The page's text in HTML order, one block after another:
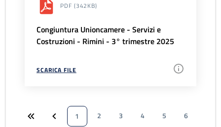
PDF (342KB)
Congiuntura Unioncamere - Servizi e
Costruzioni - Rimini - 3° trimestre 2025
SCARICA FILE
1 2 3 4 5
6